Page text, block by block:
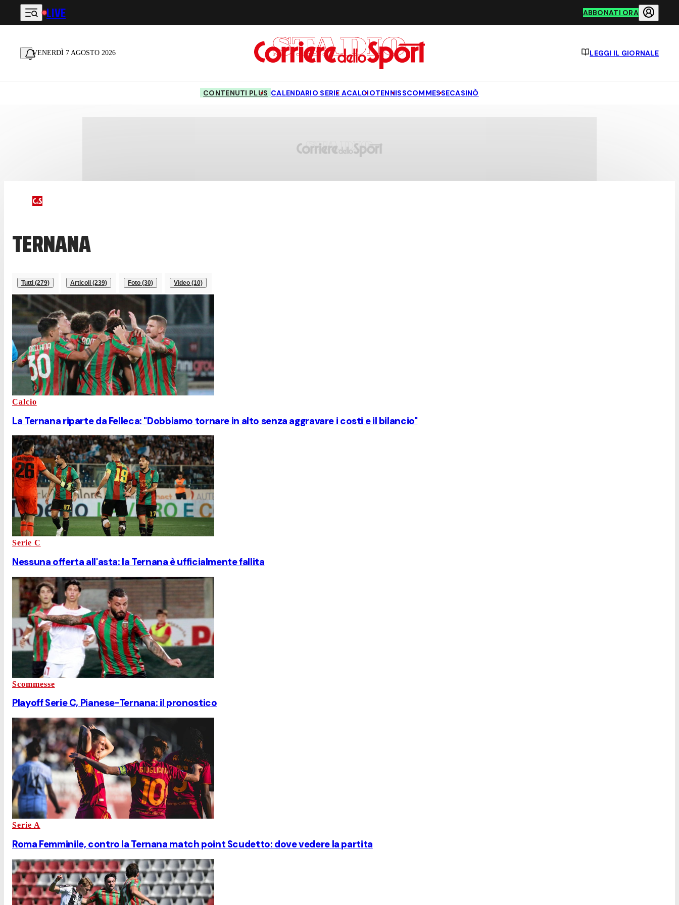
Vai al contenuto principale
LIVE ABBONATI ORA
VENERDÌ 7 AGOSTO 2026 LEGGI IL GIORNALE
CONTENUTI PLUS CALENDARIO SERIE ACALCIOTENNISSCOMMESSECASINÒ
TERNANA
Tutti (279) Articoli (239) Foto (30) Video (10)
Calcio
La Ternana riparte da Felleca: "Dobbiamo tornare in alto senza aggravare i costi e il bilancio"
Serie C
Nessuna offerta all'asta: la Ternana è ufficialmente fallita
Scommesse
Playoff Serie C, Pianese-Ternana: il pronostico
Serie A
Roma Femminile, contro la Ternana match point Scudetto: dove vedere la partita